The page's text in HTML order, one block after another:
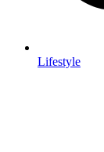
Lifestyle